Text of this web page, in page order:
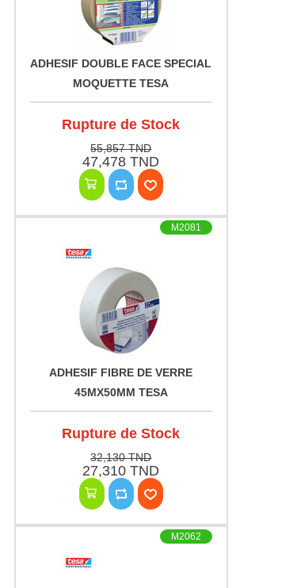
ADHESIF DOUBLE FACE SPECIAL
MOQUETTE TESA
Rupture de Stock
55,857 TND
47,478 TND
M2081
ADHESIF FIBRE DE VERRE
45MX50MM TESA
Rupture de Stock
32,130 TND
27,310 TND
M2062